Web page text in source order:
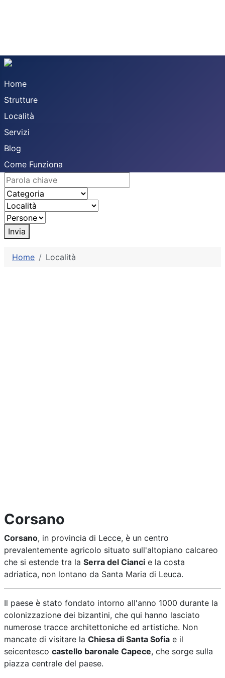
Home
Strutture
Località
Servizi
Blog
Come Funziona
Invia
Home Località
Corsano
Corsano, in provincia di Lecce, è un centro
prevalentemente agricolo situato sull'altopiano calcareo
che si estende tra la Serra del Cianci e la costa
adriatica, non lontano da Santa Maria di Leuca.
Il paese è stato fondato intorno all'anno 1000 durante la
colonizzazione dei bizantini, che qui hanno lasciato
numerose tracce architettoniche ed artistiche. Non
mancate di visitare la Chiesa di Santa Sofia e il
seicentesco castello baronale Capece, che sorge sulla
piazza centrale del paese.